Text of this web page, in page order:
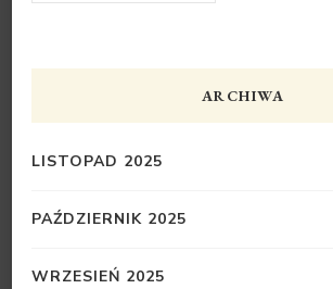
ARCHIWA
LISTOPAD 2025
PAŹDZIERNIK 2025
WRZESIEŃ 2025